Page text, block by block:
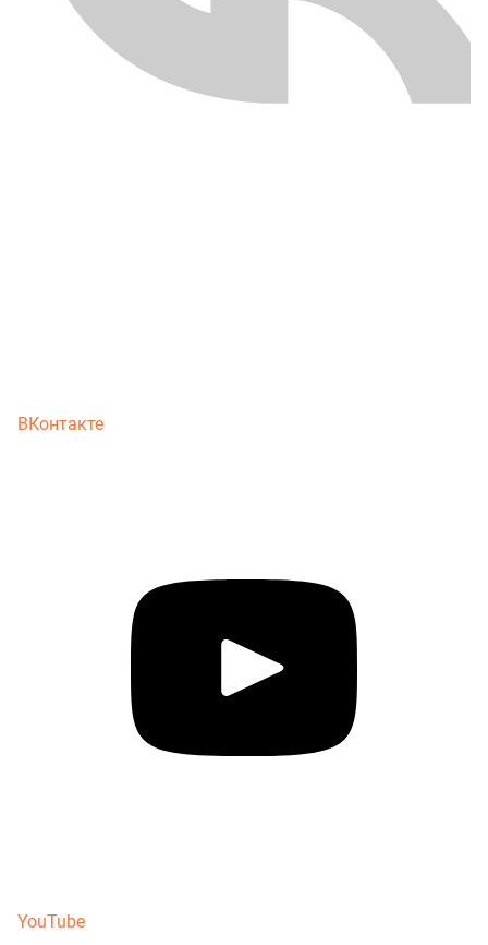
ВКонтакте
YouTube